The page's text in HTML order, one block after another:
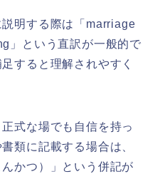
明する際は「marriage
」という直訳が一般的で
すると理解されやすく
式な場でも自信を持っ
類に記載する場合は、
かつ）」という併記が